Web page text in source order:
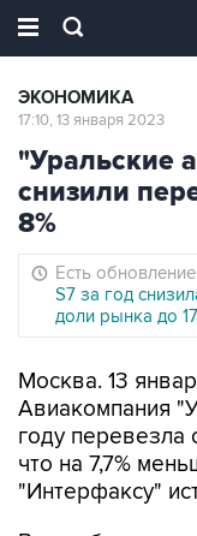
ЭКОНОМИКА
17:10, 13 января 2023
"Уральские
снизили
8%
Есть обновление
S7 за год
доли рынка до
Москва. 13
Авиакомпания
году
что на 7,7%
"Интерфаксу"